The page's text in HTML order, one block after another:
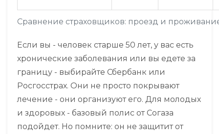
Сравнение страховщиков: проезд и
Если вы - человек старше 50 лет, у вас есть
хронические заболевания или вы едете за
границу - выбирайте Сбербанк или
Росгосстрах. Они не просто покрывают
лечение - они организуют его. Для молодых
и здоровых - базовый полис от Согаза
подойдет. Но помните: он не защитит от